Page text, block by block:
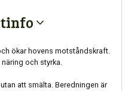
ökar hovens motståndskraft.
och styrka.
att smälta. Beredningen är